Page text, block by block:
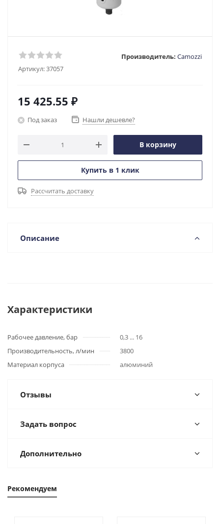
Артикул:37057
Производитель: Camozzi
15 425.55 ₽
Под заказ Нашли дешевле?
В корзину
Купить в 1 клик
Рассчитать доставку
Описание
Характеристики
Рабочее давление, бар
0,3 ... 16
Производительность, л/мин
3800
Материал корпуса
алюминий
Отзывы
Задать вопрос
Дополнительно
Рекомендуем